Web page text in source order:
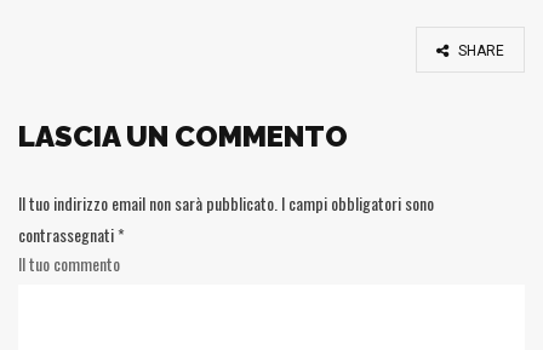
SHARE
LASCIA UN COMMENTO
Il tuo indirizzo email non sarà pubblicato. I campi obbligatori sono
contrassegnati*
Il tuo commento